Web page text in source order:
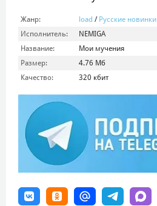
Жанр: load / Русские новинки
Исполнитель:
NEMIGA
Название:
Мои мучения
Размер:
4.76 Мб
Качество:
320 кбит